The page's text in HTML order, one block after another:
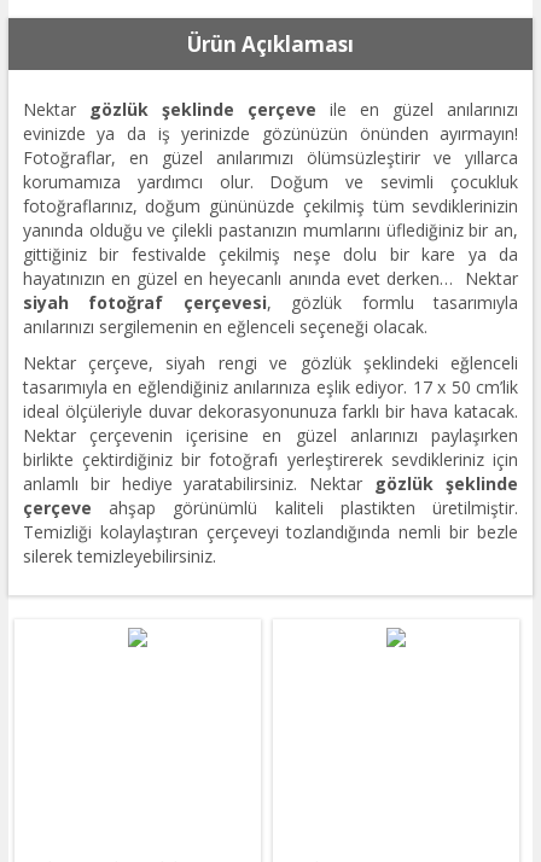
Ürün Açıklaması
Nektar gözlük şeklinde çerçeve ile en güzel anılarınızı
evinizde ya da iş yerinizde gözünüzün önünden ayırmayın!
Fotoğraflar, en güzel anılarımızı ölümsüzleştirir ve yıllarca
korumamıza yardımcı olur. Doğum ve sevimli çocukluk
fotoğraflarınız, doğum gününüzde çekilmiş tüm sevdiklerinizin
yanında olduğu ve çilekli pastanızın mumlarını üflediğiniz bir an,
gittiğiniz bir festivalde çekilmiş neşe dolu bir kare ya da
hayatınızın en güzel en heyecanlı anında evet derken… Nektar
siyah
fotoğraf çerçevesi, gözlük formlu tasarımıyla
anılarınızı sergilemenin en eğlenceli seçeneği olacak.
Nektar çerçeve, siyah rengi ve gözlük şeklindeki eğlenceli
tasarımıyla en eğlendiğiniz anılarınıza eşlik ediyor. 17 x 50 cm’lik
ideal ölçüleriyle duvar dekorasyonunuza farklı bir hava katacak.
Nektar çerçevenin içerisine en güzel anlarınızı paylaşırken
birlikte çektirdiğiniz bir fotoğrafı yerleştirerek sevdikleriniz için
anlamlı bir hediye yaratabilirsiniz. Nektar gözlük şeklinde
çerçeve ahşap görünümlü kaliteli plastikten üretilmiştir.
Temizliği kolaylaştıran çerçeveyi tozlandığında nemli bir bezle
silerek temizleyebilirsiniz.